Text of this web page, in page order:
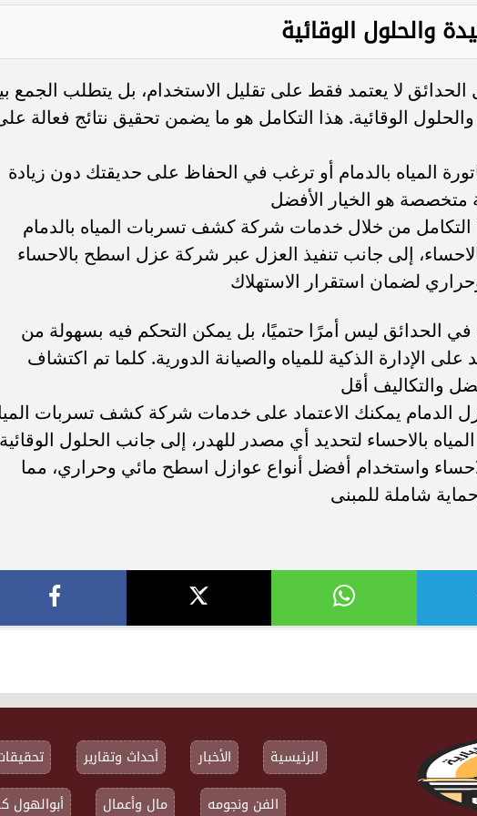
والحلول الوقائية
الحدائق لا يعتمد فقط على تقليل الاستخدام، بل يتطلب الجمع
الوقائية. هذا التكامل هو ما يضمن تحقيق نتائج فعالة
المياه بالدمام أو ترغب في الحفاظ على حديقتك دون زيادة
متخصصة هو الخيار الأفضل
من خلال خدمات شركة كشف تسربات المياه بالدمام
إلى جانب تنفيذ العزل عبر شركة عزل اسطح بالاحساء
لضمان استقرار الاستهلاك
في الحدائق ليس أمرًا حتميًا، بل يمكن التحكم فيه بسهولة من
الإدارة الذكية للمياه والصيانة الدورية. كلما تم اكتشاف
والتكاليف أقل
الدمام يمكنك الاعتماد على خدمات شركة كشف تسربات
بالاحساء لتحديد أي مصدر للهدر، إلى جانب الحلول الوقائية
واستخدام أفضل أنواع عوازل اسطح مائي وحراري، مما
شاملة للمبنى
الرئيسية الأخبار أحداث وتقارير
الفن ونجومه
مال وأعمال أبوالهول